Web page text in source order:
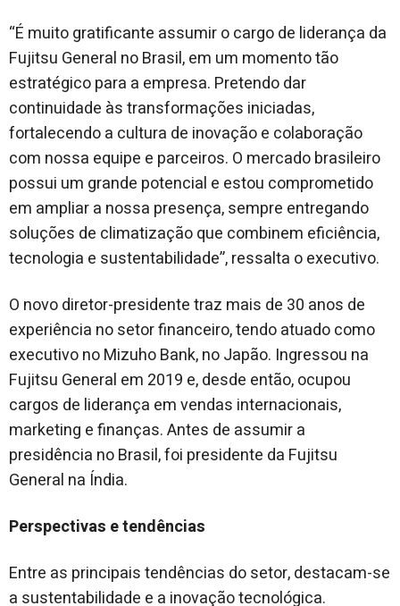
“É muito gratificante assumir o cargo de liderança da
Fujitsu General no Brasil, em um momento tão
estratégico para a empresa. Pretendo dar
continuidade às transformações iniciadas,
fortalecendo a cultura de inovação e colaboração
com nossa equipe e parceiros. O mercado brasileiro
possui um grande potencial e estou comprometido
em ampliar a nossa presença, sempre entregando
soluções de climatização que combinem eficiência,
tecnologia e sustentabilidade”, ressalta o executivo.
O novo diretor-presidente traz mais de 30 anos de
experiência no setor financeiro, tendo atuado como
executivo no Mizuho Bank, no Japão. Ingressou na
Fujitsu General em 2019 e, desde então, ocupou
cargos de liderança em vendas internacionais,
marketing e finanças. Antes de assumir a
presidência no Brasil, foi presidente da Fujitsu
General na Índia.
Perspectivas e tendências
Entre as principais tendências do setor, destacam-se
a sustentabilidade e a inovação tecnológica.